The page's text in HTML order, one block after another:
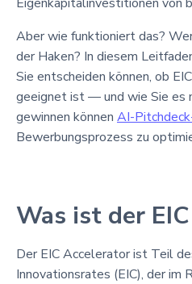
Aber wie funktioniert das?
der Haken? In diesem
Sie entscheiden können, ob
geeignet ist — und wie Sie es
gewinnen können AI-
Bewerbungsprozess zu
Was ist der
Der EIC Accelerator ist Teil
Innovationsrates (EIC), der im